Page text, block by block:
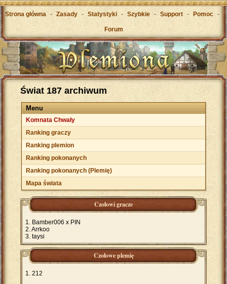
Strona główna - Zasady - Statystyki - Szybkie - Support - Pomoc -
Forum
Świat 187 archiwum
Menu
Komnata Chwały
Ranking graczy
Ranking plemion
Ranking pokonanych
Ranking pokonanych (Plemię)
Mapa świata
Czołowi gracze
Bamber006 x PIN
Arrkoo
taysi
Czołowe plemię
212